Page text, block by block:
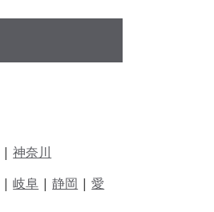
|神奈川
|岐阜 |静岡 |愛